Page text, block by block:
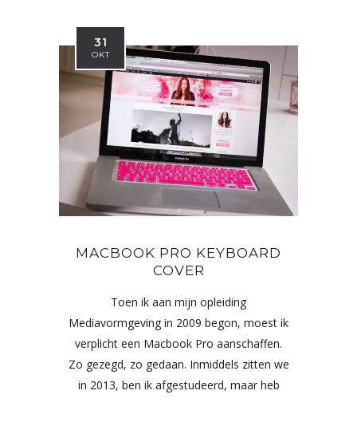
31
OKT
MACBOOK PRO KEYBOARD
COVER
Toen ik aan mijn opleiding
Mediavormgeving in 2009 begon, moest ik
verplicht een Macbook Pro aanschaffen.
Zo gezegd, zo gedaan. Inmiddels zitten we
in 2013, ben ik afgestudeerd, maar heb